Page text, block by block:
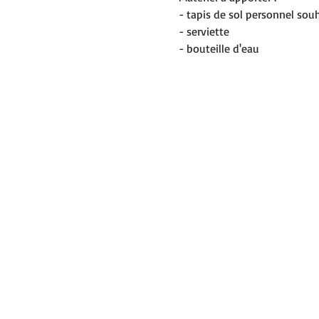
- tapis de sol personnel
- serviette
- bouteille d'eau